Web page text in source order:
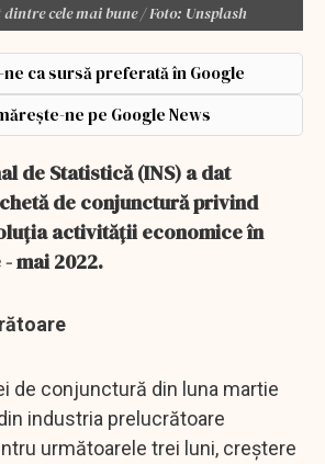
cele mai bune / Foto: Unsplash
ca sursă preferată în Google
ne pe Google News
de Statistică (INS) a dat
de conjunctură privind
activității economice în
mai 2022.
de conjunctură din luna martie
industria prelucrătoare
următoarele trei luni, creștere